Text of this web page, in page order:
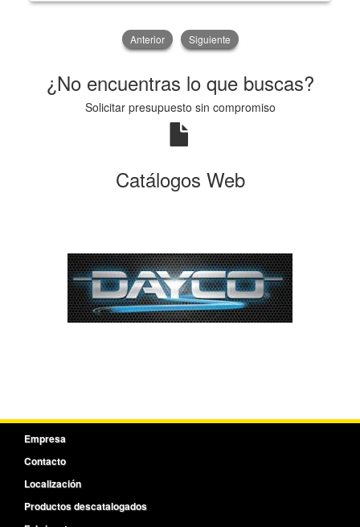
Anterior Siguiente
¿No encuentras lo que buscas?
Solicitar presupuesto sin compromiso
Catálogos Web
Empresa
Contacto
Localización
Productos descatalogados